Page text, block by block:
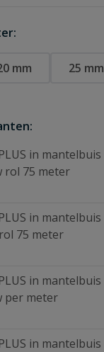
mm 25 mm
in mantelbuis
rol 75 meter
in mantelbuis
75 meter
in mantelbuis
per meter
in mantelbuis